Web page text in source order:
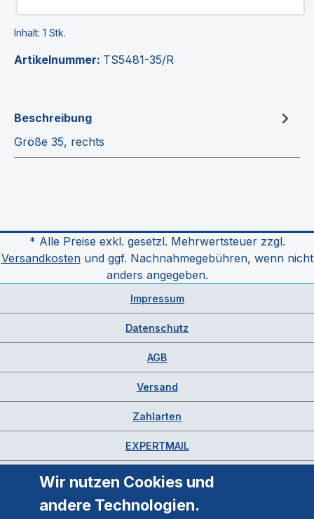
Inhalt: 1 Stk.
Artikelnummer: TS5481-35/R
Beschreibung
Größe 35, rechts
* Alle Preise exkl. gesetzl. Mehrwertsteuer zzgl.
Versandkostenund ggf. Nachnahmegebühren, wenn nicht
anders angegeben.
Impressum
Datenschutz
AGB
Versand
Zahlarten
EXPERTMAIL
Wir nutzen Cookies und
andere Technologien.